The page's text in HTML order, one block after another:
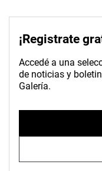
¡Registrate
Accedé a una
de noticias y
Galería.